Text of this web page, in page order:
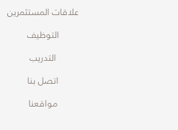
علاقات المستثمرين
التوظيف
التدريب
اتصل بنا
مواقعنا